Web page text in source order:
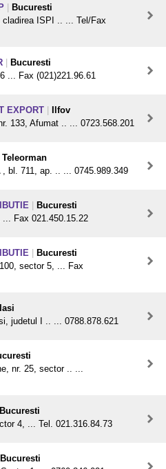
Bucuresti
ISPI .. ... Tel/Fax
Bucuresti
... Fax (021)221.96.61
EXPORT
Ilfov
133, Afumat .. ... 0723.568.201
Teleorman
, bl. 711, ap. .. ... 0745.989.349
Bucuresti
Fax 021.450.15.22
Bucuresti
sector 5, ... Fax
Iasi
judetul I .. ... 0788.878.621
nr. 25, sector .. ...
Bucuresti
4, ... Tel. 021.316.84.73
Bucuresti